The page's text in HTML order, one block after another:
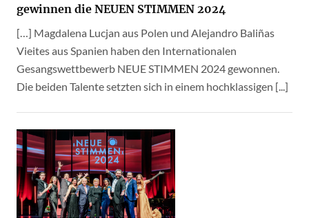
gewinnen die NEUEN STIMMEN 2024
[…] Magdalena Lucjan aus Polen und Alejandro Baliñas
Vieites aus Spanien haben den Internationalen
Gesangswettbewerb NEUE STIMMEN 2024 gewonnen.
Die beiden Talente setzten sich in einem hochklassigen [...]